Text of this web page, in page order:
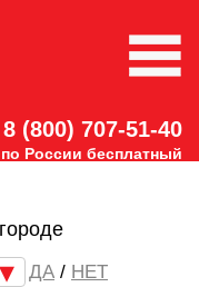
8 (800) 707-51-40
России бесплатный
/ НЕТ